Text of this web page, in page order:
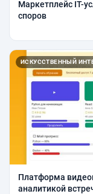
Маркетплейс IT-
споров
ИСКУССТВЕННЫЙ
Платформа
аналитикой